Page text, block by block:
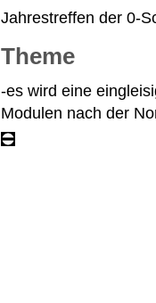
Jahrestreffen der 0-
Theme
-es wird eine
Modulen nach der